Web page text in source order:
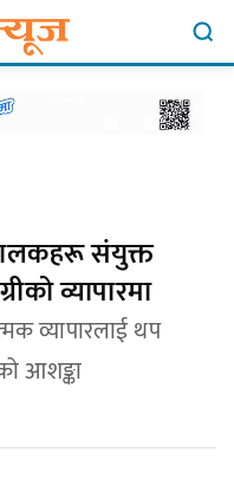
संयुक्त
व्यापारमा
व्यापारलाई थप
आशङ्का